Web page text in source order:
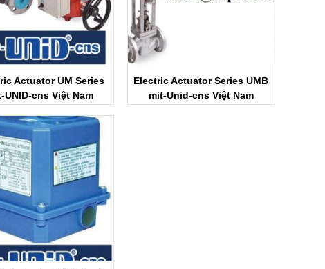
Actuator UM Series
UNID-cns Việt Nam
Electric Actuator Series UMB
mit-Unid-cns Việt Nam